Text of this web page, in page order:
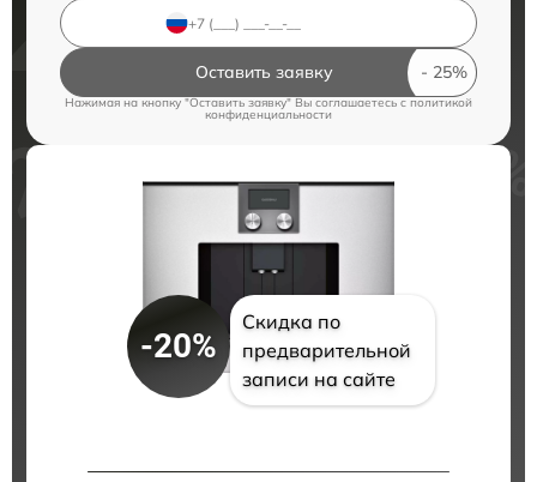
Оставить заявку
Нажимая на кнопку "Оставить заявку" Вы соглашаетесь c политикой
конфиденциальности
-20%
Скидка по
предварительной
записи на сайте